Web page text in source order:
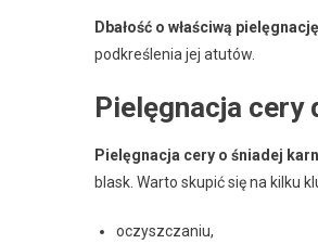
Dbałość o właściwą pielęgnację
podkreślenia jej atutów.
Pielęgnacja cery
Pielęgnacja cery o śniadej
blask. Warto skupić się na kilku
oczyszczaniu,